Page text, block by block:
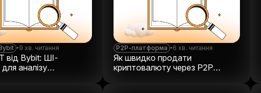
•9 хв. читання
від Bybit: ШІ-
аналізу
P2P-платформа •6 хв. читання
Як швидко продати
криптовалюту через P2P